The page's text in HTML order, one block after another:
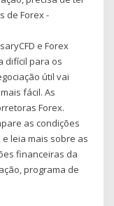
de Forex -
e Forex
difícil para os
útil vai
fácil. As
Forex.
as condições
leia mais sobre as
financeiras da
programa de